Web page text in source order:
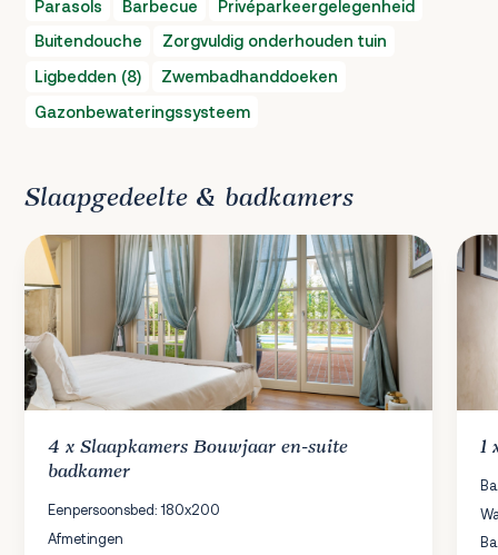
Parasols Barbecue
Privéparkeergelegenheid
Buitendouche
Zorgvuldig onderhouden tuin
Ligbedden (8)
Zwembadhanddoeken
Gazonbewateringssysteem
Slaapgedeelte & badkamers
4 xSlaapkamers Bouwjaar en-suite
badkamer
Eenpersoonsbed: 180x200
Afmetingen
1